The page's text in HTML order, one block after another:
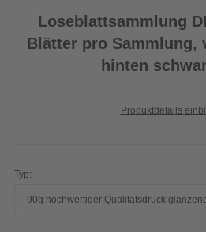
Loseblattsammlung
Blätter pro Sammlung,
hinten
Produktdetails
Typ:
90g hochwertiger Qualitätsdruck